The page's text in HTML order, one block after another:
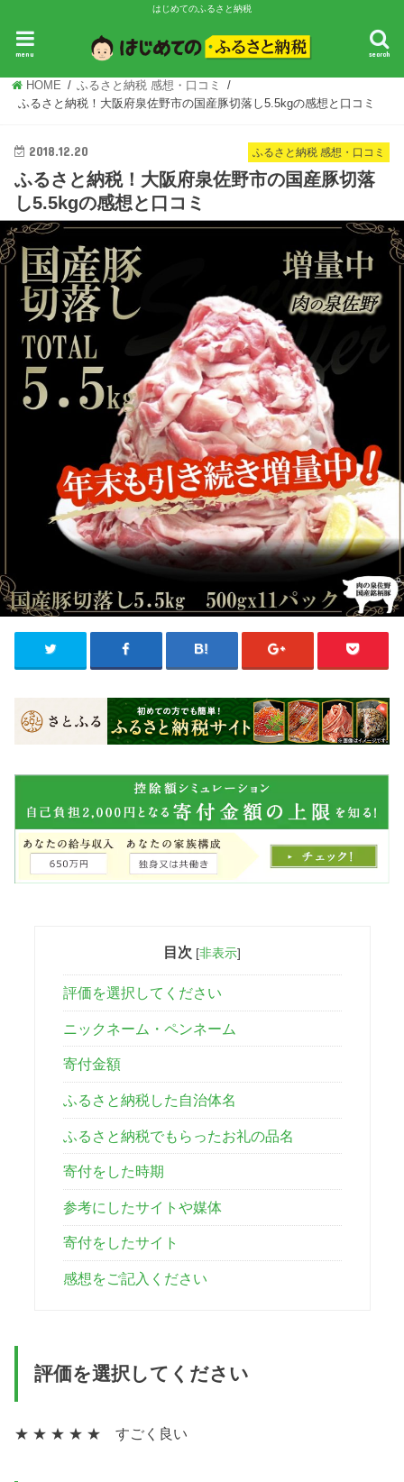
はじめてのふるさと納税
search
menu
ふるさと納税 基礎知識 ふるさと納税 ランキング ふるさと納税 感想・
HOME
ふるさと納税 感想・口コミ
ふるさと納税！大阪府泉佐野市の国産豚切落し5.5kgの感想と口コミ
ふるさと納税 感想・口コミ
2018.12.20
ふるさと納税！大阪府泉佐野市の国産豚切落
し5.5kgの感想と口コミ
目次 [非表示]
評価を選択してください
ニックネーム・ペンネーム
寄付金額
ふるさと納税した自治体名
ふるさと納税でもらったお礼の品名
寄付をした時期
参考にしたサイトや媒体
寄付をしたサイト
感想をご記入ください
評価を選択してください
★ ★ ★ ★ ★ すごく良い